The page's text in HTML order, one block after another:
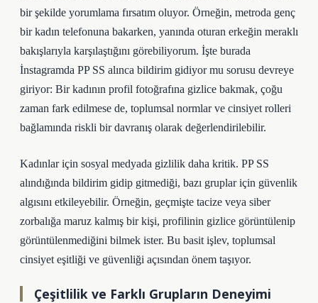
bir şekilde yorumlama fırsatım oluyor. Örneğin, metroda genç
bir kadın telefonuna bakarken, yanında oturan erkeğin meraklı
bakışlarıyla karşılaştığını görebiliyorum. İşte burada
İnstagramda PP SS alınca bildirim gidiyor mu sorusu devreye
giriyor: Bir kadının profil fotoğrafına gizlice bakmak, çoğu
zaman fark edilmese de, toplumsal normlar ve cinsiyet rolleri
bağlamında riskli bir davranış olarak değerlendirilebilir.
Kadınlar için sosyal medyada gizlilik daha kritik. PP SS
alındığında bildirim gidip gitmediği, bazı gruplar için güvenlik
algısını etkileyebilir. Örneğin, geçmişte tacize veya siber
zorbalığa maruz kalmış bir kişi, profilinin gizlice görüntülenip
görüntülenmediğini bilmek ister. Bu basit işlev, toplumsal
cinsiyet eşitliği ve güvenliği açısından önem taşıyor.
Çeşitlilik ve Farklı Grupların Deneyimi